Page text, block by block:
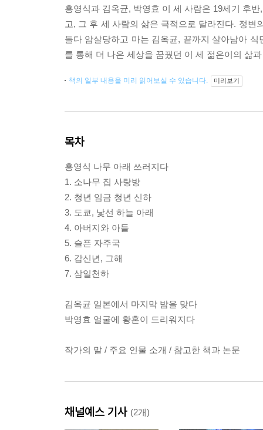
홍영식과 김옥균, 박영효 이 세 사람은 19세기 후
고, 그 후 세 사람의 삶은 극적으로 달라진다. 정
돌다 암살당하고 마는 김옥균, 끝까지 살아남아
를 통해 더 나은 세상을 꿈꿨던 이 세 젊은이의 삶
책의 일부 내용을 미리 읽어보실 수 있습니다. 미리보기
목차
홍영식 나무 아래 쓰러지다
1. 소나무 집 사랑방
2. 청년 임금 청년 신하
3. 도쿄, 낯선 하늘 아래
4. 아버지와 아들
5. 슬픈 자주국
6. 갑신년, 그해
7. 삼일천하
김옥균 일본에서 마지막 밤을 맞다
박영효 얼굴에 황혼이 드리워지다
작가의 말 / 주요 인물 소개 / 참고한 책과 논문
채널예스 기사 (2개)